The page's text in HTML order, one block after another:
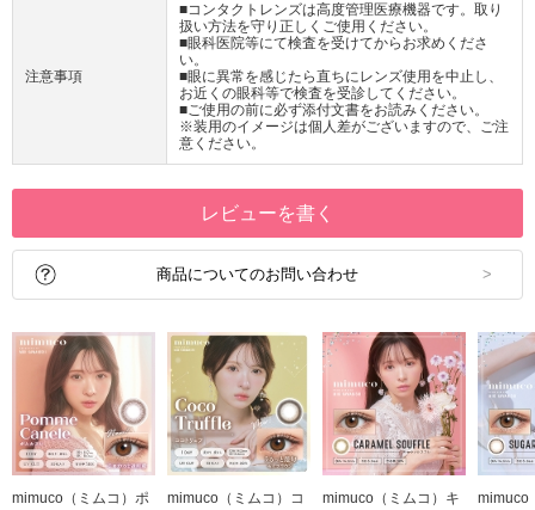
注意事項
■コンタクトレンズは高度管理医療機器です。取り
扱い方法を守り正しくご使用ください。
■眼科医院等にて検査を受けてからお求めくださ
い。
■眼に異常を感じたら直ちにレンズ使用を中止し、
お近くの眼科等で検査を受診してください。
■ご使用の前に必ず添付文書をお読みください。
※装用のイメージは個人差がございますので、ご注
意ください。
レビューを書く
商品についてのお問い合わせ
mimuco（ミムコ）ポ
mimuco（ミムコ）コ
mimuco（ミムコ）キ
mimuco